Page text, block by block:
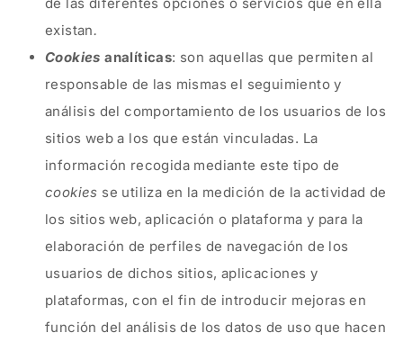
existan.
Cookiesanalíticas: son aquellas que permiten al
responsable de las mismas el seguimiento y
análisis del comportamiento de los usuarios de los
sitios web a los que están vinculadas. La
información recogida mediante este tipo de
cookies se utiliza en la medición de la actividad de
los sitios web, aplicación o plataforma y para la
elaboración de perfiles de navegación de los
usuarios de dichos sitios, aplicaciones y
plataformas, con el fin de introducir mejoras en
función del análisis de los datos de uso que hacen